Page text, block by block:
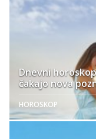
Dnevni
čakajo nova
HOROSKOP